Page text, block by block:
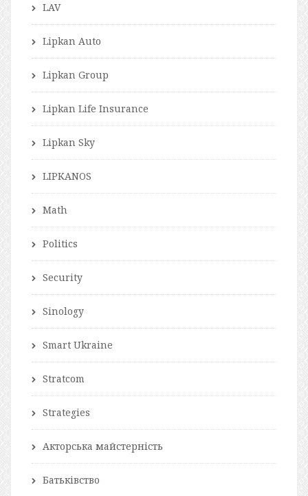
LAV
Lipkan Auto
Lipkan Group
Lipkan Life Insurance
Lipkan Sky
LIPKANOS
Math
Politics
Security
Sinology
Smart Ukraine
Stratcom
Strategies
Акторська майстерність
Батьківство